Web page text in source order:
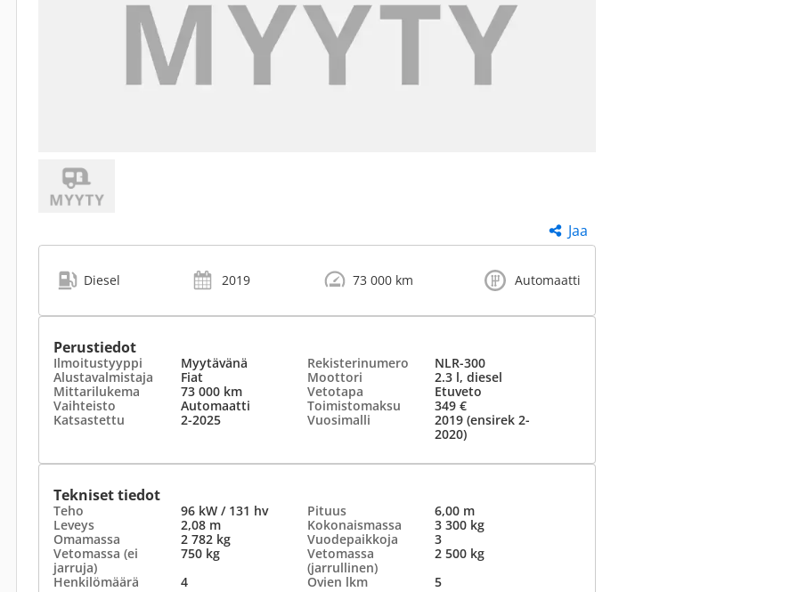
Jaa
Diesel 2019 73 000 km Automaatti
Perustiedot
Ilmoitustyyppi Myytävänä Rekisterinumero
NLR-300
Alustavalmistaja
Fiat Moottori
2.3 l, diesel
Mittarilukema
73 000 km Vetotapa
Etuveto
Vaihteisto
Automaatti Toimistomaksu
349 €
Katsastettu
2-2025 Vuosimalli
2019 (ensirek 2-
2020)
Tekniset tiedot
Teho 96 kW / 131 hv Pituus
6,00 m
Leveys
2,08 m Kokonaismassa
3 300 kg
Omamassa
2 782 kg Vuodepaikkoja
3
Vetomassa (ei
jarruja)
750 kg
Vetomassa
(jarrullinen)
2 500 kg
Henkilömäärä
4 Ovien lkm 5